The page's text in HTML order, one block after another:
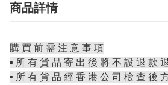
商品詳情
購 買 前 需 注 意 事 項
▪️ 所 有 貨 品 寄 出 後 將 不 設 退 款
▪️ 所 有 貨 品 經 香 港 公 司 檢 查 後